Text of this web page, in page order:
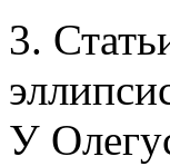
3.
У